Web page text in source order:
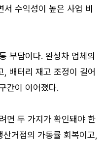
수익성이 높은 사업 비
부담이다. 완성차 업체의
, 배터리 재고 조정이 길어
간이 이어졌다.
면 두 가지가 확인돼야 한
거점의 가동률 회복이고,